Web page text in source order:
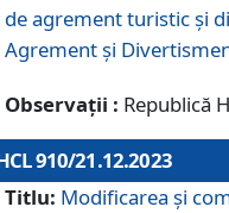
de agrement turistic și
Agrement și
Observații : Republică
910/21.12.2023
Titlu: Modificarea și